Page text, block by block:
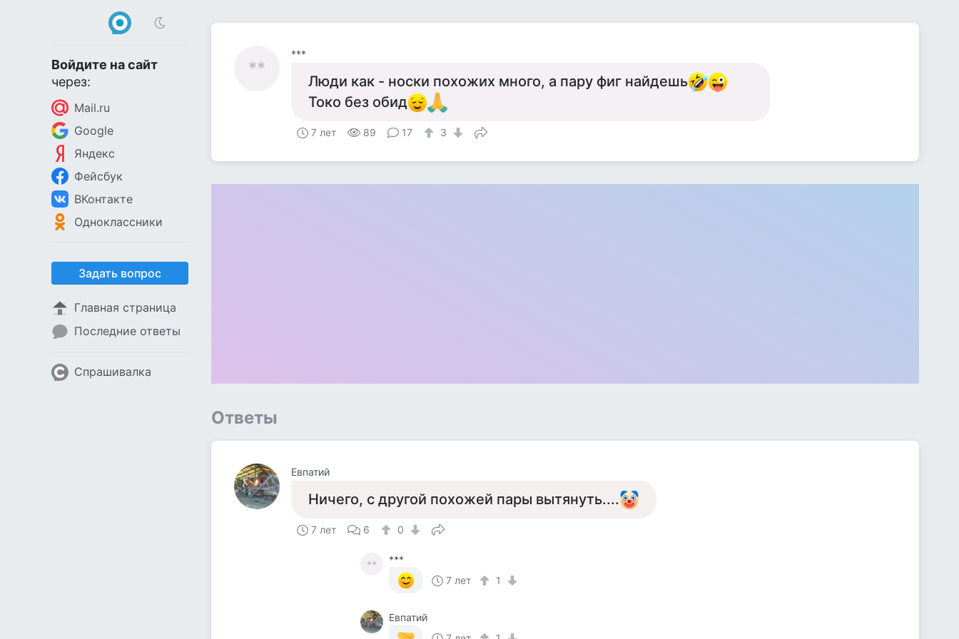
Войдите на сайт
через:
Mail.ru
Google
Яндекс
Фейсбук
ВКонтакте
Одноклассники
Задать вопрос
Главная страница
Последние ответы
Спрашивалка
**
***
Люди как - носки похожих много, а пару фиг найдешь
Токо без обид
7 лет 89 17 3
Ответы
Евпатий
Ничего, с другой похожей пары вытянуть....
7 лет 6 0
**
***
7 лет
1
Евпатий